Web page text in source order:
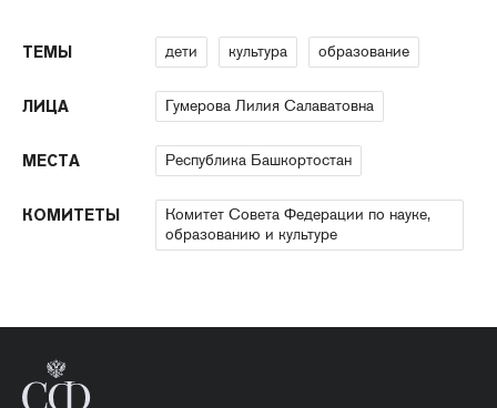
ТЕМЫ дети культура образование
ЛИЦА Гумерова Лилия Салаватовна
МЕСТА Республика Башкортостан
КОМИТЕТЫ
Комитет Совета Федерации по науке,
образованию и культуре